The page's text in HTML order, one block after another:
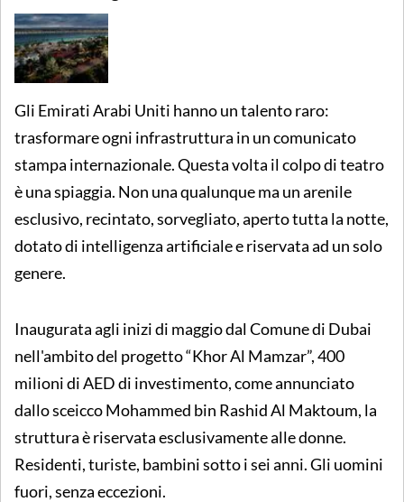
Gli Emirati Arabi Uniti hanno un talento raro:
trasformare ogni infrastruttura in un comunicato
stampa internazionale. Questa volta il colpo di teatro
è una spiaggia. Non una qualunque ma un arenile
esclusivo, recintato, sorvegliato, aperto tutta la notte,
dotato di intelligenza artificiale e riservata ad un solo
genere.
Inaugurata agli inizi di maggio dal Comune di Dubai
nell'ambito del progetto “Khor Al Mamzar”, 400
milioni di AED di investimento, come annunciato
dallo sceicco Mohammed bin Rashid Al Maktoum, la
struttura è riservata esclusivamente alle donne.
Residenti, turiste, bambini sotto i sei anni. Gli uomini
fuori, senza eccezioni.